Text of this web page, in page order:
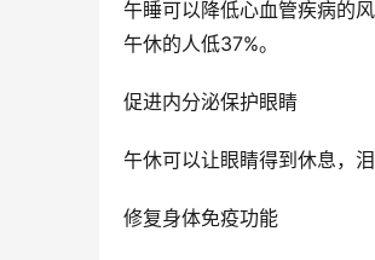
午睡可以降低心血管疾病的
午休的人低37%。
促进内分泌保护眼睛
午休可以让眼睛得到休息，
修复身体免疫功能